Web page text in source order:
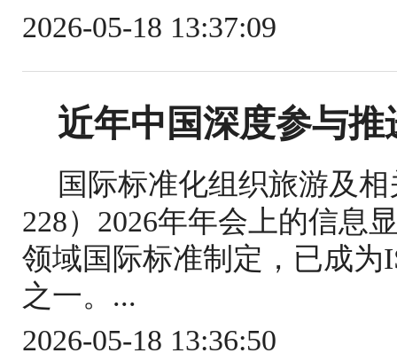
2026-05-18 13:37:09
近年中国深度参与
国际标准化组织旅游及
228）2026年年会上的信息
领域国际标准制定，已成为
之一。...
2026-05-18 13:36:50